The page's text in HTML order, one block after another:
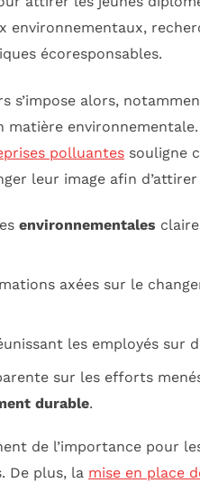
environnementaux,
écoresponsables.
s’impose alors,
matière
polluantes souligne
leur image afin
environnementales
axées sur le
les employés sur
sur les efforts
durable.
de l’importance pour
De plus, la mise en place